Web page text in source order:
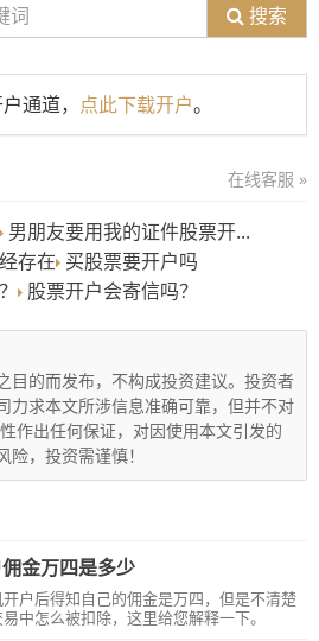
搜索
通道， 点此下载开户。
在线客服 »
男朋友要用我的证件股票开...
存在 买股票要开户吗
股票开户会寄信吗？
目的而发布，不构成投资建议。投资者
力求本文所涉信息准确可靠，但并不对
作出任何保证，对因使用本文引发的
，投资需谨慎！
金万四是多少
户后得知自己的佣金是万四，但是不清楚
中怎么被扣除，这里给您解释一下。